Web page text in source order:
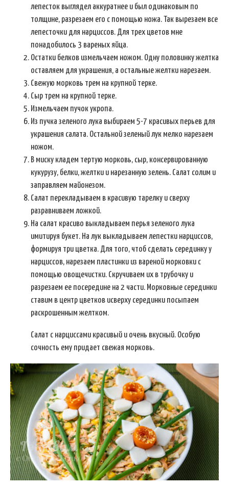
лепесток выглядел аккуратнее и был одинаковым по
толщине, разрезаем его с помощью ножа. Так вырезаем все
лепесточки для нарциссов. Для трех цветов мне
понадобилось 3 вареных яйца.
Остатки белков измельчаем ножом. Одну половинку желтка
оставляем для украшения, а остальные желтки нарезаем.
Свежую морковь трем на крупной терке.
Сыр трем на крупной терке.
Измельчаем пучок укропа.
Из пучка зеленого лука выбираем 5-7 красивых перьев для
украшения салата. Остальной зеленый лук мелко нарезаем
ножом.
В миску кладем тертую морковь, сыр, консервированную
кукурузу, белки, желтки и нарезанную зелень. Салат солим и
заправляем майонезом.
Салат перекладываем в красивую тарелку и сверху
разравниваем ложкой.
На салат красиво выкладываем перья зеленого лука
имитируя букет. На лук выкладываем лепестки нарциссов,
формируя три цветка. Для того, чтоб сделать серединку у
нарциссов, нарезаем пластинки из вареной морковки с
помощью овощечистки. Скручиваем их в трубочку и
разрезаем ее посередине на 2 части. Морковные серединки
ставим в центр цветков исверху серединки посыпаем
раскрошенным желтком.
Салат с нарциссами красивый и очень вкусный. Особую
сочность ему придает свежая морковь.